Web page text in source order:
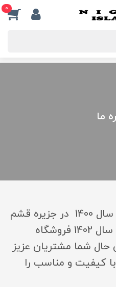
0
ما
در سال 1400 در جزیره قشم
آغاز به فعالیت نمود و در سال 1402 فروشگاه
حال شما مشتریان عزیز
کیفیت و مناسب را